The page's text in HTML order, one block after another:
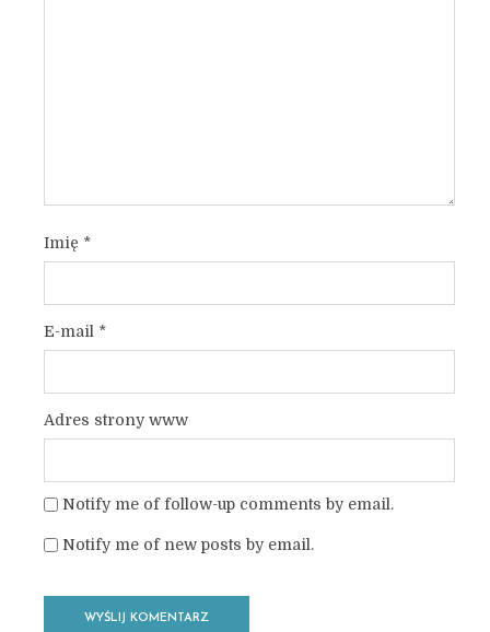
Imię *
E-mail *
Adres strony www
Notify me of follow-up comments by email.
Notify me of new posts by email.